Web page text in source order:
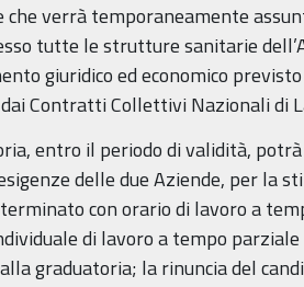
che verrà temporaneamente
tutte le strutture sanitarie
giuridico ed economico
Contratti Collettivi Nazionali di
entro il periodo di validità,
delle due Aziende, per la
con orario di lavoro a
di lavoro a tempo
graduatoria; la rinuncia del